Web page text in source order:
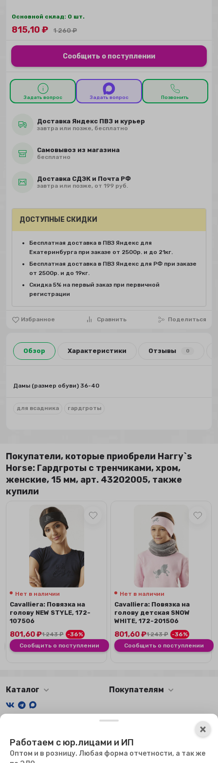
Мы используем файлы куки, чтобы сайт мог работать. Оставаясь
Основной склад: 0 шт.
815,10₽ 1 260₽
Сообщить о поступлении
Задать вопрос Задать вопрос Позвонить
Доставка Яндекс ПВЗ и курьер
завтра или позже, бесплатно
Самовывоз из магазина
бесплатно
Доставка СДЭК и Почта РФ
завтра или позже, от 199 руб.
Избранное Сравнить Поделиться
ДОСТУПНЫЕ СКИДКИ
Бесплатная доставка в ПВЗ Яндекс для
Екатеринбурга при заказе от 2500р. и до 21кг.
Бесплатная доставка в ПВЗ Яндекс для РФ при заказе
от 2500р. и до 19кг.
Скидка 5% на первый заказ при первичной
регистрации
Обзор Характеристики Отзывы 0
Дамы (размер обуви) 36-40
для всадника гардгроты
Покупатели, которые приобрели Harry`s
Horse: Гардгроты с тренчиками, хром,
женские, 15 мм, арт. 43202005, также
купили
Нет в наличии
Сavalliera: Повязка на
голову NEW STYLE, 172-
107506
801,60₽1 243₽
-36%
Сообщить о поступлении
Нет в наличии
Сavalliera: Повязка на
голову детская SNOW
WHITE, 172-201506
801,60₽1 243₽
-36%
Сообщить о поступлении
Каталог Покупателям
Мы получаем и обрабатываем персональные данные
политикой. Если вы не даете согласия на обработку своих
персональных данных, вам необходимо покинуть наш сайт.
Работаем с юр.лицами и ИП
Оптом и в розницу. Любая форма отчетности, а так же
×